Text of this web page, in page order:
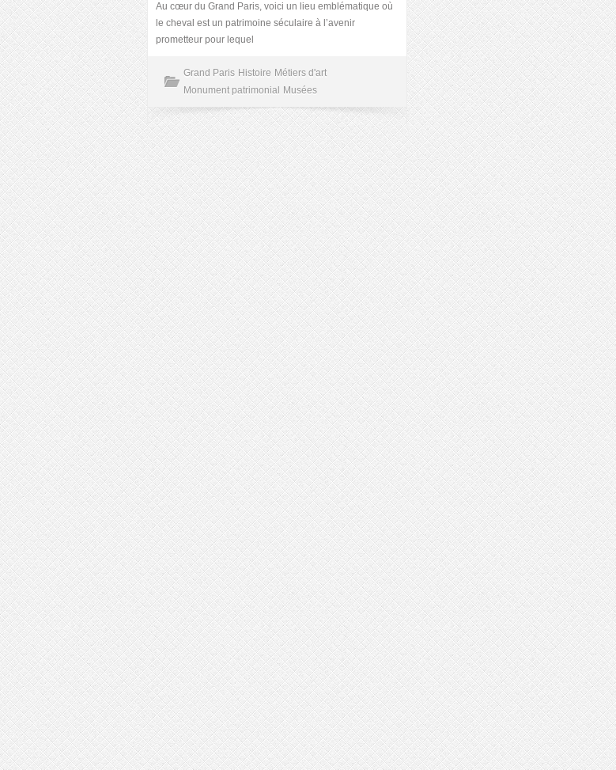
Au cœur du Grand Paris, voici un lieu emblématique où
le cheval est un patrimoine séculaire à l’avenir
prometteur pour lequel
Grand Paris Histoire Métiers d'art
Monument patrimonial
Musées